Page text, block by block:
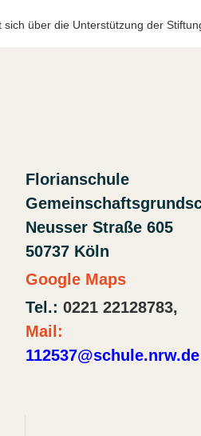
über die Unterstützung der
Florianschule
Neusser Straße 605
50737 Köln
Google Maps
Tel.: 0221 22128783,
Mail:
112537@schule.nrw.de